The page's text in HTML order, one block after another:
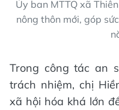
Ủy ban MTTQ xã
nông thôn mới, góp
Trong công tác an
trách nhiệm, chị
xã hội hóa khá lớn